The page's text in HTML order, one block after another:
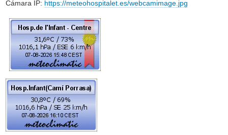
Cámara IP: https://meteohospitalet.es/webcamimage.jpg